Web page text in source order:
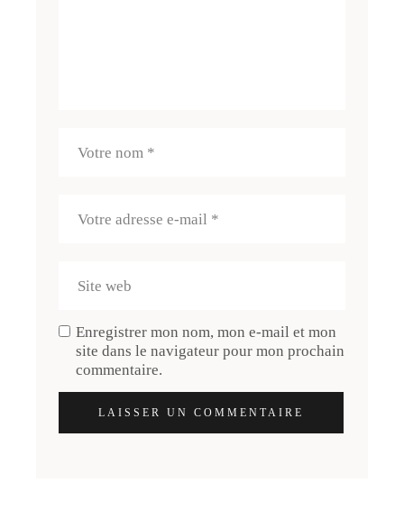
Enregistrer mon nom, mon e-mail et mon
site dans le navigateur pour mon prochain
commentaire.
LAISSER UN COMMENTAIRE